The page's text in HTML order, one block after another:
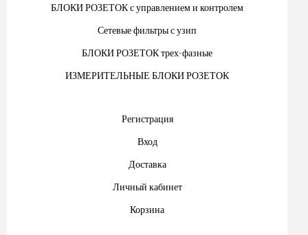
БЛОКИ РОЗЕТОК с управлением и контролем
Сетевые фильтры с узип
БЛОКИ РОЗЕТОК трех-фазные
ИЗМЕРИТЕЛЬНЫЕ БЛОКИ РОЗЕТОК
Регистрация
Вход
Доставка
Личный кабинет
Корзина